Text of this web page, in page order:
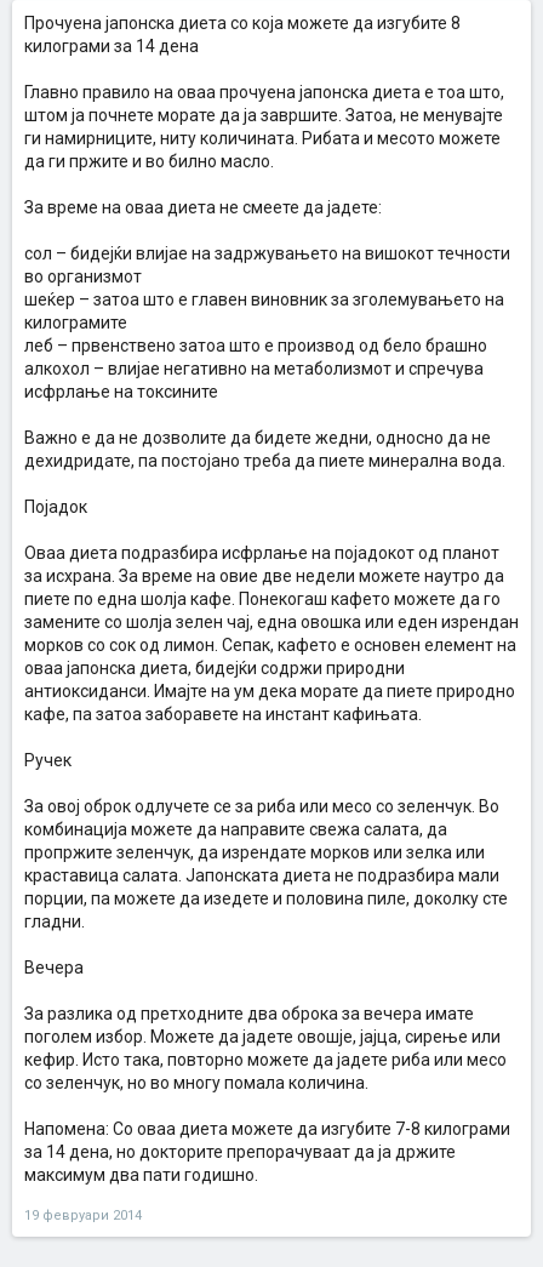
Прочуена јапонска диета со која можете да изгубите 8
килограми за 14 дена
Главно правило на оваа прочуена јапонска диета е тоа што,
штом ја почнете морате да ја завршите. Затоа, не менувајте
ги намирниците, ниту количината. Рибата и месото можете
да ги пржите и во билно масло.
За време на оваа диета не смеете да јадете:
сол – бидејќи влијае на задржувањето на вишокот течности
во организмот
шеќер – затоа што е главен виновник за зголемувањето на
килограмите
леб – првенствено затоа што е производ од бело брашно
алкохол – влијае негативно на метаболизмот и спречува
исфрлање на токсините
Важно е да не дозволите да бидете жедни, односно да не
дехидридате, па постојано треба да пиете минерална вода.
Појадок
Оваа диета подразбира исфрлање на појадокот од планот
за исхрана. За време на овие две недели можете наутро да
пиете по една шолја кафе. Понекогаш кафето можете да го
замените со шолја зелен чај, една овошка или еден изрендан
морков со сок од лимон. Сепак, кафето е основен елемент на
оваа јапонска диета, бидејќи содржи природни
антиоксиданси. Имајте на ум дека морате да пиете природно
кафе, па затоа заборавете на инстант кафињата.
Ручек
За овој оброк одлучете се за риба или месо со зеленчук. Во
комбинација можете да направите свежа салата, да
пропржите зеленчук, да изрендате морков или зелка или
краставица салата. Јапонската диета не подразбира мали
порции, па можете да изедете и половина пиле, доколку сте
гладни.
Вечера
За разлика од претходните два оброка за вечера имате
поголем избор. Можете да јадете овошје, јајца, сирење или
кефир. Исто така, повторно можете да јадете риба или месо
со зеленчук, но во многу помала количина.
Напомена: Со оваа диета можете да изгубите 7-8 килограми
за 14 дена, но докторите препорачуваат да ја држите
максимум два пати годишно.
19 февруари 2014